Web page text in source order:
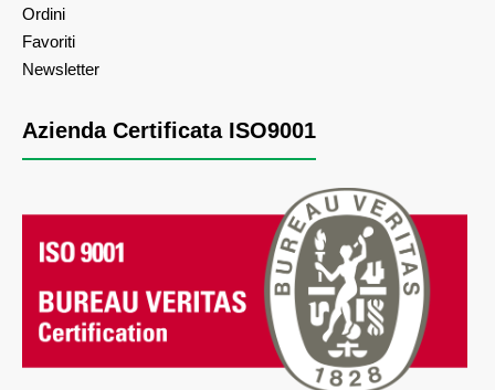
Ordini
Favoriti
Newsletter
Azienda Certificata ISO9001